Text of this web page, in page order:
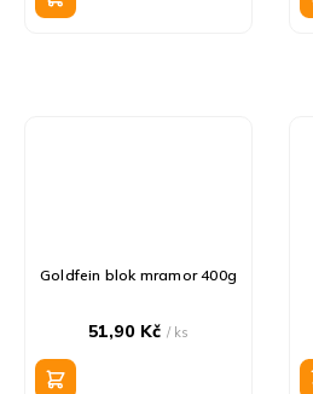
Goldfein blok mramor 400g
51,90 Kč/ ks